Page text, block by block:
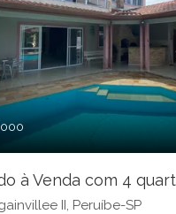
à Venda com 4
II, Peruíbe-SP